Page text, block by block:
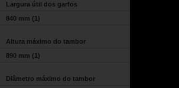
Largura útil dos garfos
840 mm (1)
Altura máximo do tambor
890 mm (1)
Diâmetro máximo do tambor